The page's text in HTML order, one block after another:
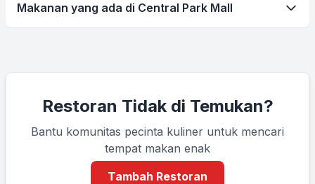
Makanan yang ada di Central Park Mall
Restoran Tidak di Temukan?
Bantu komunitas pecinta kuliner untuk mencari
tempat makan enak
Tambah Restoran